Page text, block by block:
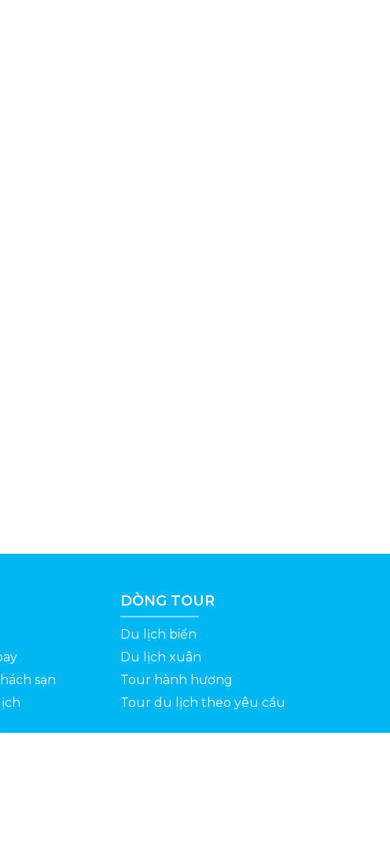
sạn
DÒNG TOUR
Du lịch biển
Du lịch xuân
Tour hành hương
Tour du lịch theo yêu cầu